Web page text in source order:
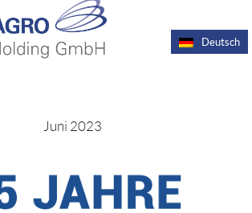
Deutsch
Juni 2023